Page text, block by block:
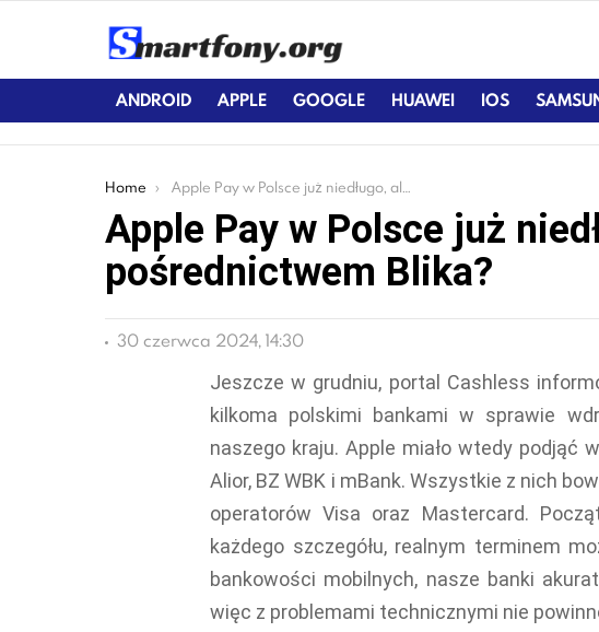
ANDROID APPLE GOOGLE HUAWEI IOS
You are here:
Home Apple Pay w Polsce już niedługo, ale za pośrednictwem Blika?
Apple Pay w Polsce już
pośrednictwem Blika?
30 czerwca 2024, 14:30
Jeszcze w grudniu, portal Cashless
kilkoma polskimi bankami w sprawie
naszego kraju. Apple miało wtedy podjąć
Alior, BZ WBK i mBank. Wszystkie z nich
operatorów Visa oraz Mastercard.
każdego szczegółu, realnym terminem
bankowości mobilnych, nasze banki
więc z problemami technicznymi nie